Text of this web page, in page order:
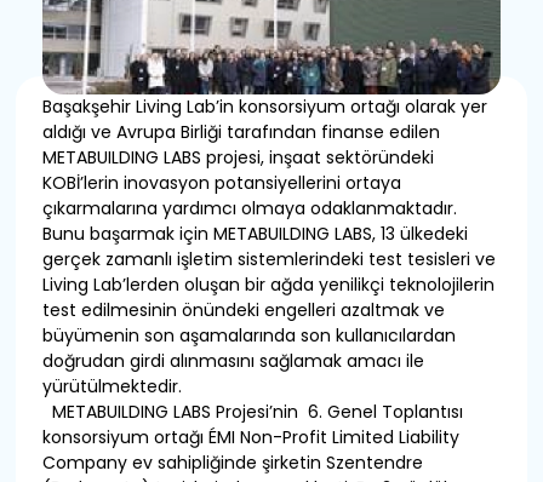
Başakşehir Living Lab’in konsorsiyum ortağı olarak yer
aldığı ve Avrupa Birliği tarafından finanse edilen
METABUILDING LABS projesi, inşaat sektöründeki
KOBİ’lerin inovasyon potansiyellerini ortaya
çıkarmalarına yardımcı olmaya odaklanmaktadır.
Bunu başarmak için METABUILDING LABS, 13 ülkedeki
gerçek zamanlı işletim sistemlerindeki test tesisleri ve
Living Lab’lerden oluşan bir ağda yenilikçi teknolojilerin
test edilmesinin önündeki engelleri azaltmak ve
büyümenin son aşamalarında son kullanıcılardan
doğrudan girdi alınmasını sağlamak amacı ile
yürütülmektedir.
METABUILDING LABS Projesi’nin 6. Genel Toplantısı
konsorsiyum ortağı ÉMI Non-Profit Limited Liability
Company ev sahipliğinde şirketin Szentendre